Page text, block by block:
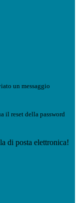
un messaggio
il reset della password
di posta elettronica!